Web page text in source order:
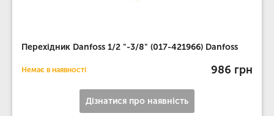
Перехідник Danfoss 1/2 "-3/8" (017-421966) Danfoss
Немає в наявності 986 грн
Дізнатися про наявність